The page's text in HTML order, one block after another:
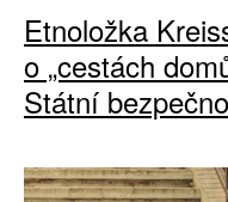
Etnoložka
o „cestách
Státní